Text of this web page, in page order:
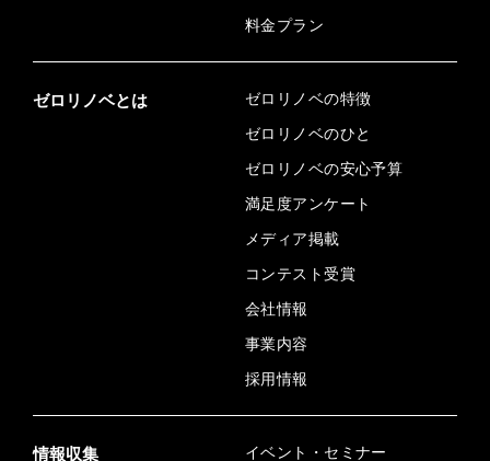
料金プラン
ゼロリノベとは
ゼロリノベの特徴
ゼロリノベのひと
ゼロリノベの安心予算
満足度アンケート
メディア掲載
コンテスト受賞
会社情報
事業内容
採用情報
情報収集
イベント・セミナー